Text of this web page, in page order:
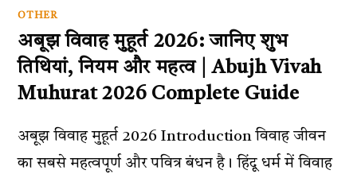
OTHER
अबूझ विवाह मुहूर्त 2026: जानिए शुभ
तिथियां, नियम और महत्व | Abujh Vivah
Muhurat 2026 Complete Guide
अबूझ विवाह मुहूर्त 2026 Introduction विवाह जीवन
का सबसे महत्वपूर्ण और पवित्र बंधन है। हिंदू धर्म में विवाह